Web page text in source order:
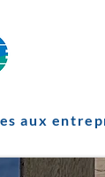
aux